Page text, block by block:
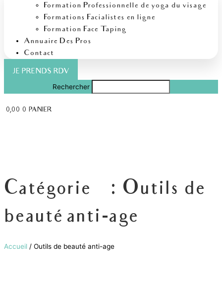
Formation Professionnelle de yoga du visage
Formations Facialistes en ligne
Formation Face Taping
Annuaire Des Pros
Contact
JE PRENDS RDV
Rechercher
0,00 0 PANIER
Catégorie : Outils de
beauté anti-age
Accueil / Outils de beauté anti-age